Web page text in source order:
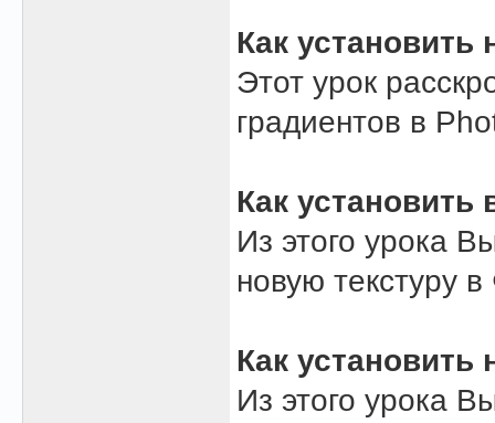
Как
Этот урок
градиентов в
Как установить
Из этого урока
новую текстуру
Как
Из этого урока